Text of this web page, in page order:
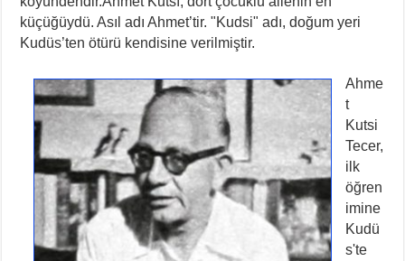
küçüğüydü. Asıl adı Ahmet’tir. "Kudsi" adı, doğum yeri
Kudüs’ten ötürü kendisine verilmiştir.
Ahme
t
Kutsi
Tecer,
ilk
öğren
imine
Kudü
s'te